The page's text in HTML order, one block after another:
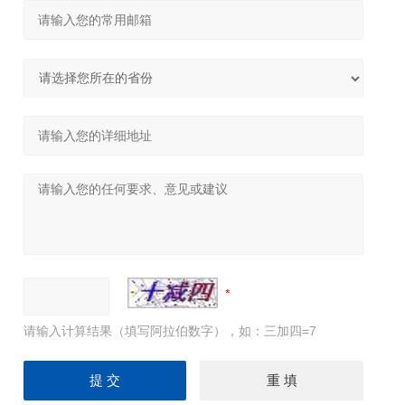
请输入计算结果（填写阿拉伯数字），如：三加四=7